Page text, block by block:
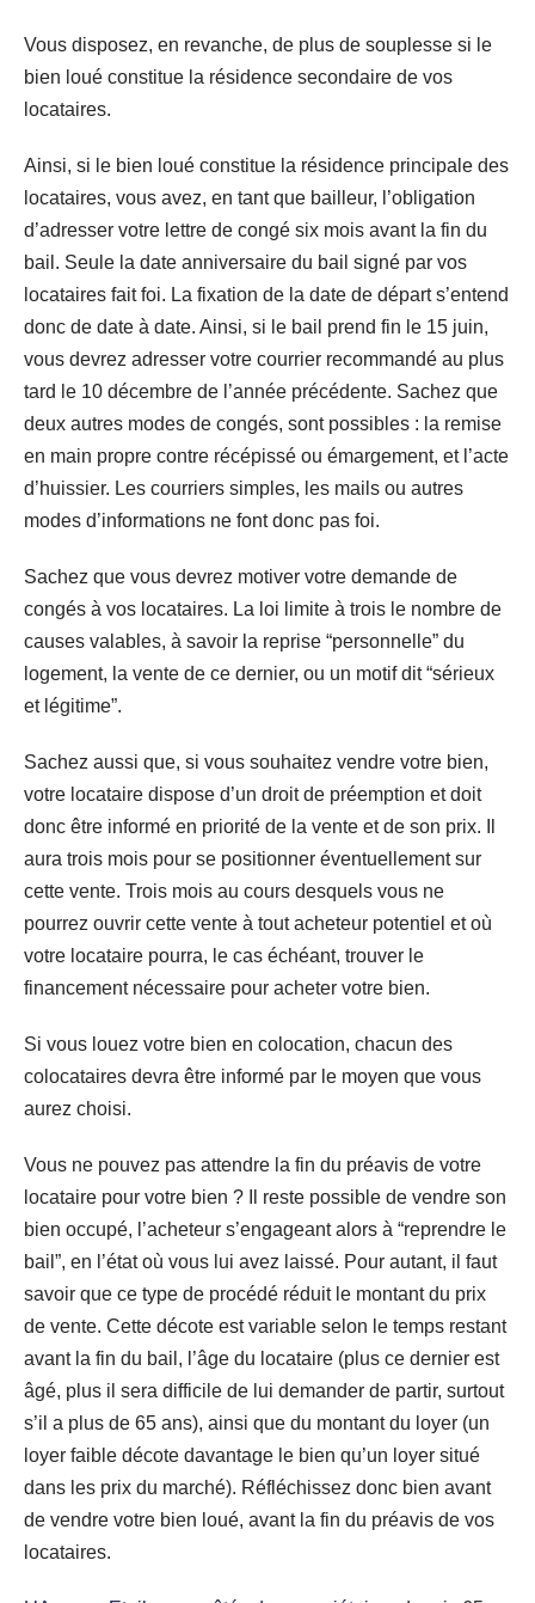
Vous disposez, en revanche, de plus de souplesse si le
bien loué constitue la résidence secondaire de vos
locataires.
Ainsi, si le bien loué constitue la résidence principale des
locataires, vous avez, en tant que bailleur, l’obligation
d’adresser votre lettre de congé six mois avant la fin du
bail. Seule la date anniversaire du bail signé par vos
locataires fait foi. La fixation de la date de départ s’entend
donc de date à date. Ainsi, si le bail prend fin le 15 juin,
vous devrez adresser votre courrier recommandé au plus
tard le 10 décembre de l’année précédente. Sachez que
deux autres modes de congés, sont possibles : la remise
en main propre contre récépissé ou émargement, et l’acte
d’huissier. Les courriers simples, les mails ou autres
modes d’informations ne font donc pas foi.
Sachez que vous devrez motiver votre demande de
congés à vos locataires. La loi limite à trois le nombre de
causes valables, à savoir la reprise “personnelle” du
logement, la vente de ce dernier, ou un motif dit “sérieux
et légitime”.
Sachez aussi que, si vous souhaitez vendre votre bien,
votre locataire dispose d’un droit de préemption et doit
donc être informé en priorité de la vente et de son prix. Il
aura trois mois pour se positionner éventuellement sur
cette vente. Trois mois au cours desquels vous ne
pourrez ouvrir cette vente à tout acheteur potentiel et où
votre locataire pourra, le cas échéant, trouver le
financement nécessaire pour acheter votre bien.
Si vous louez votre bien en colocation, chacun des
colocataires devra être informé par le moyen que vous
aurez choisi.
Vous ne pouvez pas attendre la fin du préavis de votre
locataire pour votre bien ? Il reste possible de vendre son
bien occupé, l’acheteur s’engageant alors à “reprendre le
bail”, en l’état où vous lui avez laissé. Pour autant, il faut
savoir que ce type de procédé réduit le montant du prix
de vente. Cette décote est variable selon le temps restant
avant la fin du bail, l’âge du locataire (plus ce dernier est
âgé, plus il sera difficile de lui demander de partir, surtout
s’il a plus de 65 ans), ainsi que du montant du loyer (un
loyer faible décote davantage le bien qu’un loyer situé
dans les prix du marché). Réfléchissez donc bien avant
de vendre votre bien loué, avant la fin du préavis de vos
locataires.